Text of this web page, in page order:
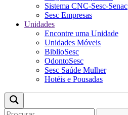
Sistema CNC-Sesc-Senac
Sesc Empresas
Unidades
Encontre uma Unidade
Unidades Móveis
BiblioSesc
OdontoSesc
Sesc Saúde Mulher
Hotéis e Pousadas